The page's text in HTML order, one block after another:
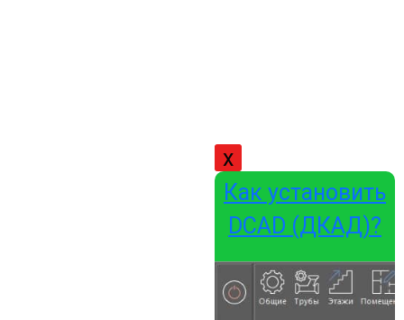
x
Как установить
DCAD (ДКАД)?